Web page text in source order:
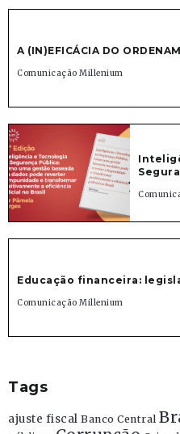
A (IN)EFICÁCIA DO
Comunicação Millenium
Educação financeira:
Comunicação Millenium
Tags
ajuste fiscal Banco Central